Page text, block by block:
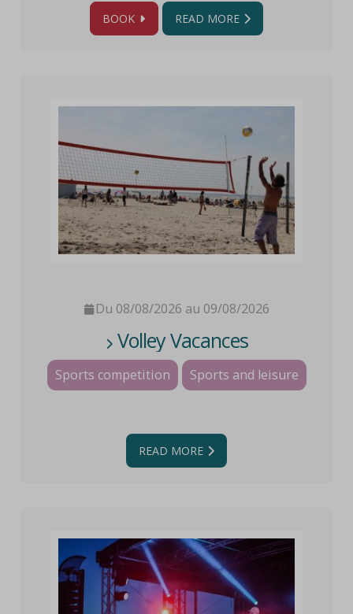
BOOK READ MORE
Du 08/08/2026 au 09/08/2026
Volley Vacances
Sports competition Sports and leisure
READ MORE